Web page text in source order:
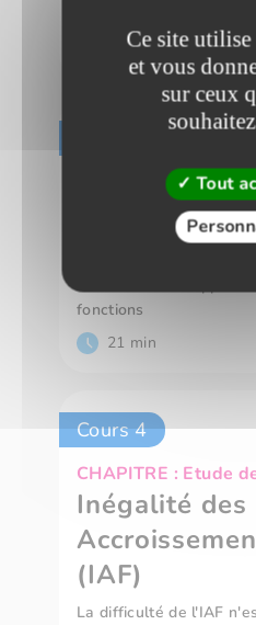
13 min
CHAPITRE : Etude
Exercices
dérivation
Des exercices
fonctions
21 min
Cours 4
CHAPITRE : Etude
Inégalité des
(IAF)
La difficulté de l'IAF
Ce site
et vous
sur ceux
Tout